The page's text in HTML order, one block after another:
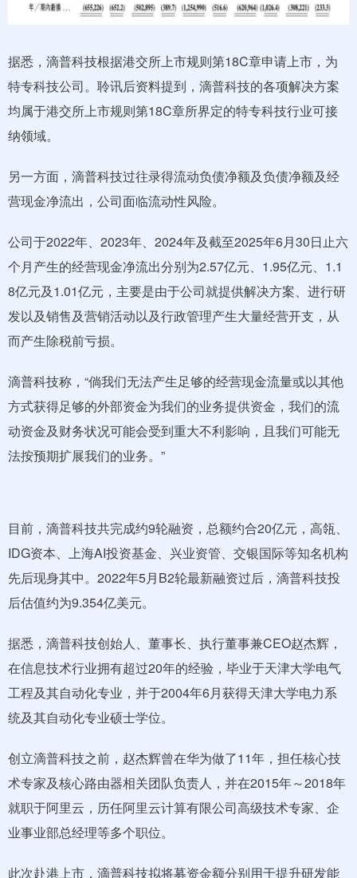
据悉，滴普科技根据港交所上市规则第18C章申请上市，为
特专科技公司。聆讯后资料提到，滴普科技的各项解决方案
均属于港交所上市规则第18C章所界定的特专科技行业可接
纳领域。
另一方面，滴普科技过往录得流动负债净额及负债净额及经
营现金净流出，公司面临流动性风险。
公司于2022年、2023年、2024年及截至2025年6月30日止六
个月产生的经营现金净流出分别为2.57亿元、1.95亿元、1.1
8亿元及1.01亿元，主要是由于公司就提供解决方案、进行研
发以及销售及营销活动以及行政管理产生大量经营开支，从
而产生除税前亏损。
滴普科技称，“倘我们无法产生足够的经营现金流量或以其他
方式获得足够的外部资金为我们的业务提供资金，我们的流
动资金及财务状况可能会受到重大不利影响，且我们可能无
法按预期扩展我们的业务。”
目前，滴普科技共完成约9轮融资，总额约合20亿元，高瓴、
IDG资本、上海AI投资基金、兴业资管、交银国际等知名机构
先后现身其中。2022年5月B2轮最新融资过后，滴普科技投
后估值约为9.354亿美元。
据悉，滴普科技创始人、董事长、执行董事兼CEO赵杰辉，
在信息技术行业拥有超过20年的经验，毕业于天津大学电气
工程及其自动化专业，并于2004年6月获得天津大学电力系
统及其自动化专业硕士学位。
创立滴普科技之前，赵杰辉曾在华为做了11年，担任核心技
术专家及核心路由器相关团队负责人，并在2015年～2018年
就职于阿里云，历任阿里云计算有限公司高级技术专家、企
业事业部总经理等多个职位。
此次赴港上市，滴普科技拟将募资金额分别用于提升研发能